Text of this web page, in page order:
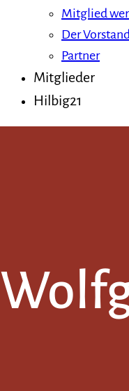
Mitglied
Der
Partner
Mitglieder
Hilbig21